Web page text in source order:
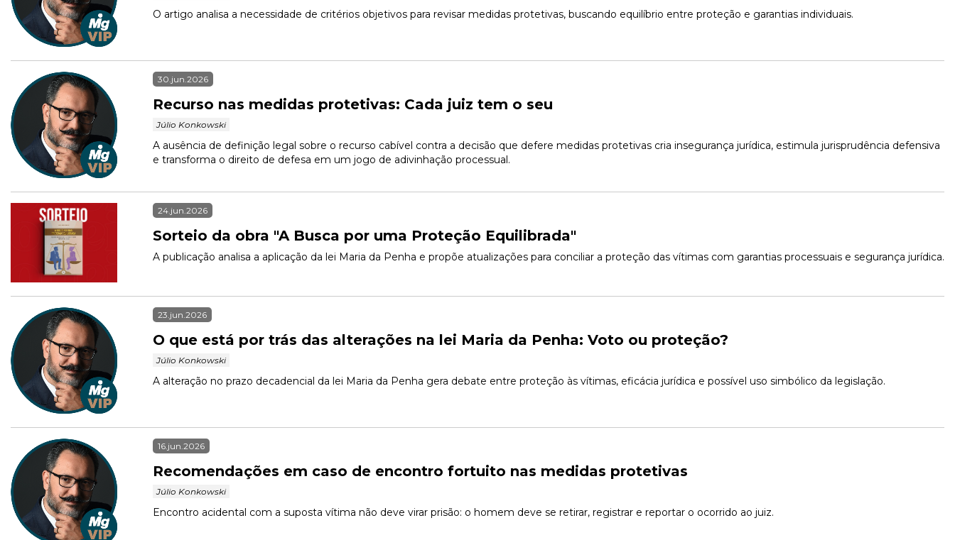
O artigo analisa a necessidade de critérios objetivos para revisar medidas protetivas, buscando equilíbrio entre proteção e garantias individuais.
30.jun.2026
Recurso nas medidas protetivas: Cada juiz tem o seu
Júlio Konkowski
A ausência de definição legal sobre o recurso cabível contra a decisão que defere medidas protetivas cria insegurança jurídica, estimula jurisprudência defensiva
e transforma o direito de defesa em um jogo de adivinhação processual.
24.jun.2026
Sorteio da obra "A Busca por uma Proteção Equilibrada"
A publicação analisa a aplicação da lei Maria da Penha e propõe atualizações para conciliar a proteção das vítimas com garantias processuais e segurança jurídica.
23.jun.2026
O que está por trás das alterações na lei Maria da Penha: Voto ou proteção?
Júlio Konkowski
16.jun.2026
Recomendações em caso de encontro fortuito nas medidas protetivas
Júlio Konkowski
Encontro acidental com a suposta vítima não deve virar prisão: o homem deve se retirar, registrar e reportar o ocorrido ao juiz.